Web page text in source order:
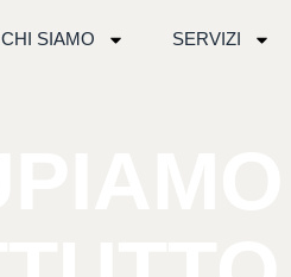
CHI SIAMO SERVIZI